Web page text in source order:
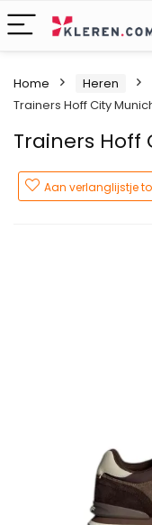
Home Heren
Trainers Hoff City
Trainers Hoff
Aan verlanglijstje